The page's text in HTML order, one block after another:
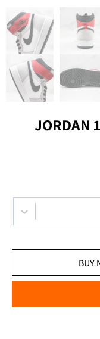
JORDAN
BUY